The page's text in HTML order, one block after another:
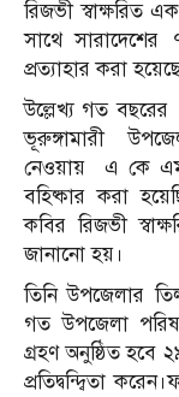
রিজভী স্বাক্ষরিত
সাথে সারাদেশের
প্রত্যাহার করা
উল্লেখ্য গত বছরের
ভূরুঙ্গামারী
নেওয়ায় এ কে
বহিষ্কার করা
কবির রিজভী
জানানো হয়।
তিনি উপজেলার
গত উপজেলা
গ্রহণ অনুষ্ঠিত হবে
প্রতিদ্বন্দ্বিতা